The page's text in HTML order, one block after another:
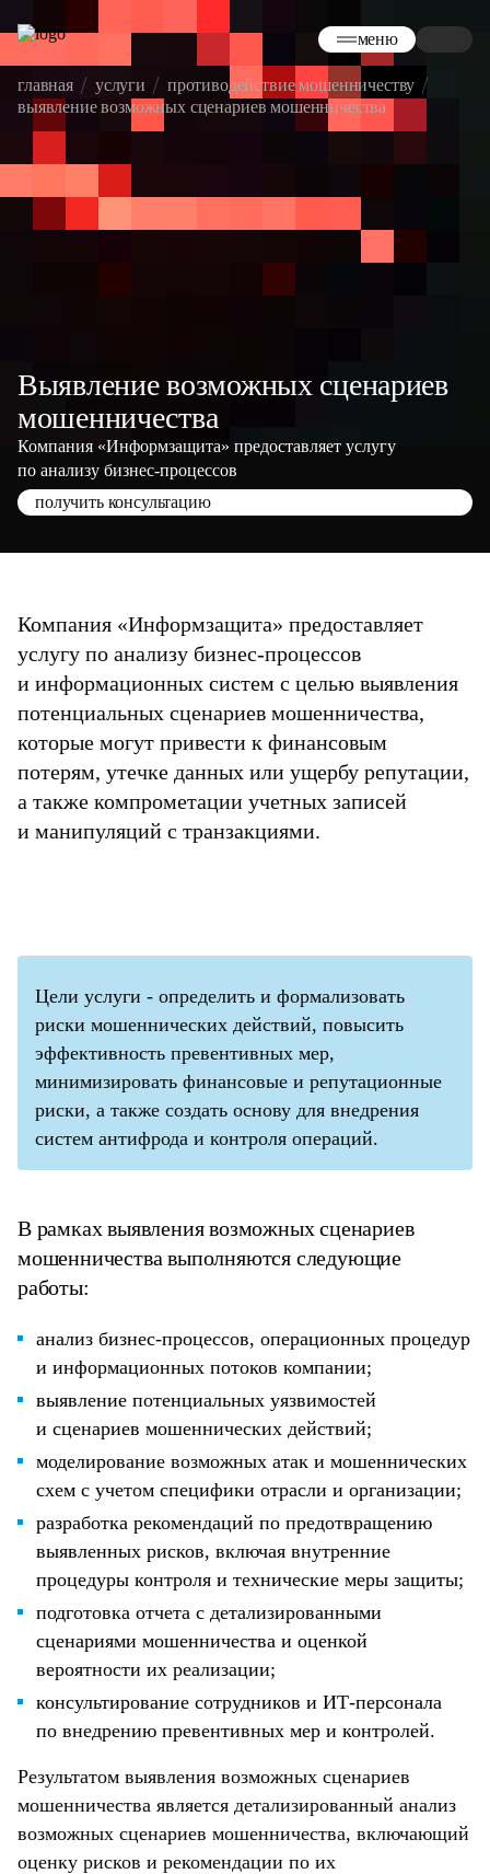
меню
главная услуги
противодействие мошенничеству
выявление возможных сценариев мошенничества
Выявление возможных сценариев
мошенничества
Компания «Информзащита» предоставляет услугу
по анализу бизнес-процессов
получить консультацию
Цели услуги - определить и формализовать
риски мошеннических действий, повысить
эффективность превентивных мер,
минимизировать финансовые и репутационные
риски, а также создать основу для внедрения
систем антифрода и контроля операций.
В рамках выявления возможных сценариев
мошенничества выполняются следующие
работы:
анализ бизнес-процессов, операционных процедур
и информационных потоков компании;
выявление потенциальных уязвимостей
и сценариев мошеннических действий;
моделирование возможных атак и мошеннических
схем с учетом специфики отрасли и организации;
разработка рекомендаций по предотвращению
выявленных рисков, включая внутренние
процедуры контроля и технические меры защиты;
подготовка отчета с детализированными
сценариями мошенничества и оценкой
вероятности их реализации;
консультирование сотрудников и ИТ-персонала
по внедрению превентивных мер и контролей.
Результатом выявления возможных сценариев
мошенничества является детализированный анализ
возможных сценариев мошенничества, включающий
оценку рисков и рекомендации по их
Компания «Информзащита» предоставляет
услугу по анализу бизнес-процессов
и информационных систем с целью выявления
потенциальных сценариев мошенничества,
которые могут привести к финансовым
потерям, утечке данных или ущербу репутации,
а также компрометации учетных записей
и манипуляций с транзакциями.